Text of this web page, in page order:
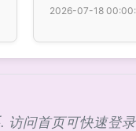
2026-07-18
问首页可快速登